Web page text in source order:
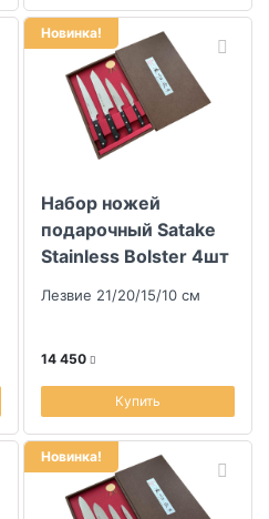
Новинка!
Набор ножей
подарочный Satake
Stainless Bolster 4шт
Лезвие 21/20/15/10 см
14 450
Купить
Новинка!